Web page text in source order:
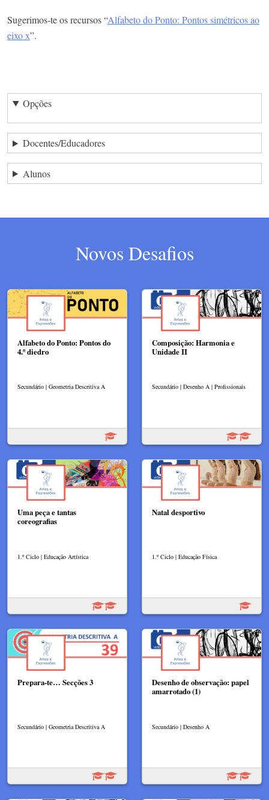
Sugerimos-te os recursos “Alfabeto do Ponto: Pontos simétricos ao
eixo x”.
Opções
Docentes/Educadores
Alunos
Novos Desafios
Alfabeto do Ponto: Pontos do
4.º diedro
Secundário | Geometria Descritiva A
Composição: Harmonia e
Unidade II
Secundário | Desenho A | Profissionais
Uma peça e tantas
coreografias
1.º Ciclo | Educação Artística
Natal desportivo
1.º Ciclo | Educação Física
Prepara-te… Secções 3
Secundário | Geometria Descritiva A
Desenho de observação: papel
amarrotado (1)
Secundário | Desenho A